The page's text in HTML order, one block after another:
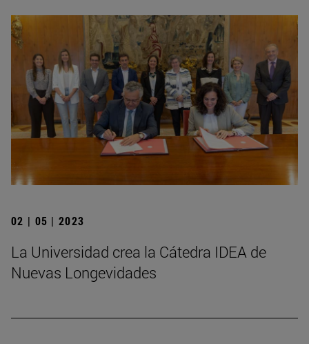
02 | 05 | 2023
La Universidad crea la Cátedra IDEA de
Nuevas Longevidades